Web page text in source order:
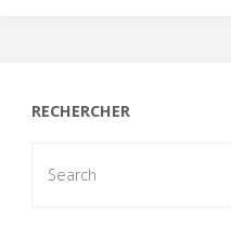
RECHERCHER